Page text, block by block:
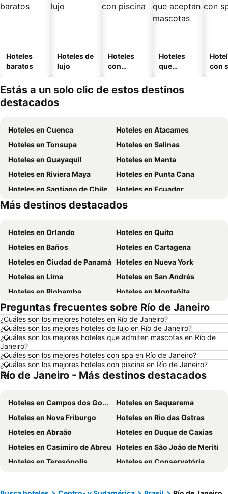
Hoteles
baratos
Hoteles de
lujo
Hoteles
con
Hoteles
que
mascotas
con
Estás a un solo clic de estos destinos
destacados
Hoteles en Cuenca
Hoteles en Atacames
Hoteles en Tonsupa
Hoteles en Salinas
Hoteles en Guayaquil
Hoteles en Manta
Hoteles en Riviera Maya
Hoteles en Punta Cana
Hoteles en Santiago de Chile
Hoteles en Ecuador
Hoteles en México
Hoteles en Chicago
Más destinos destacados
Hoteles en Orlando
Hoteles en Quito
Hoteles en Baños
Hoteles en Cartagena
Hoteles en Ciudad de Panamá Hoteles en Nueva York
Hoteles en Lima
Hoteles en San Andrés
Hoteles en Riobamba
Hoteles en Montañita
Hoteles en Puerto López
Hoteles en Pedernales
Hoteles en Miami
Hoteles en Roma
Hoteles en Ambato
Hoteles en Cojimies
Hoteles en Lisboa
Hoteles en Zorritos
Hoteles en Oporto
Hoteles en Panamá
Hoteles en Galápagos
Hoteles en Esmeraldas
Hoteles en Santa Cruz
Hoteles en Colombia
Hoteles en Noruega
Preguntas frecuentes sobre Río de Janeiro
¿Cuáles son los mejores hoteles en Río de Janeiro?
¿Cuáles son los mejores hoteles de lujo en Río de Janeiro?
¿Cuáles son los mejores hoteles que admiten mascotas en Río de
Janeiro?
¿Cuáles son los mejores hoteles con spa en Río de Janeiro?
¿Cuáles son los mejores hoteles con piscina en Río de Janeiro?
Río de Janeiro - Más destinos destacados
Hoteles en Campos dos Goytacazes
Hoteles en Saquarema
Hoteles en Nova Friburgo
Hoteles en Rio das Ostras
Hoteles en Abraão
Hoteles en Duque de Caxias
Hoteles en Casimiro de Abreu Hoteles en São João de Meriti
Hoteles en Teresópolis
Hoteles en Conservatória
Hoteles en Penedo
Hoteles en Engenheiro Paulo de Frontin